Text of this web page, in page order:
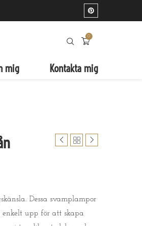
0
mig Kontakta mig
Dessa svamplampor
upp för att skapa